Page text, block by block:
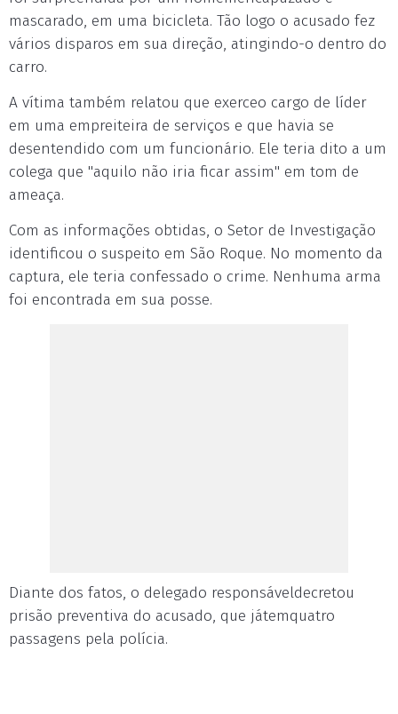
mascarado, em uma bicicleta. Tão logo o acusado fez
vários disparos em sua direção, atingindo-o dentro do
carro.
A vítima também relatou que exerceo cargo de líder
em uma empreiteira de serviços e que havia se
desentendido com um funcionário. Ele teria dito a um
colega que "aquilo não iria ficar assim" em tom de
ameaça.
Com as informações obtidas, o Setor de Investigação
identificou o suspeito em São Roque. No momento da
captura, ele teria confessado o crime. Nenhuma arma
foi encontrada em sua posse.
Diante dos fatos, o delegado responsáveldecretou
prisão preventiva do acusado, que játemquatro
passagens pela polícia.